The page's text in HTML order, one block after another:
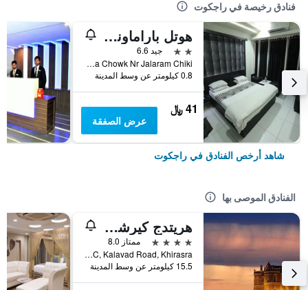
فنادق رخيصة في راجكوت
هوتل باراماونت إن
2 نجمتين
جيد 6.6
Limda Chowk Nr Jalaram Chiki, راجكوت, الهند
0.8 كيلومتر عن وسط المدينة
41 ﷼
عرض الصفقة
شاهد أرخص الفنادق في راجكوت
الفنادق الموصى بها
هريتدج كيرشير بالاس
4 نجوم
ممتاز 8.0
Near Metoda, G.I, D.C, Kalavad Road, Khirasra, راجكوت, الهند
15.5 كيلومتر عن وسط المدينة